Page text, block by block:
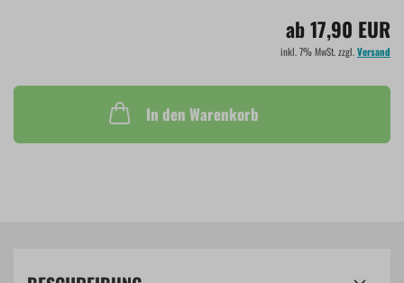
ab 17,90 EUR
inkl. 7% MwSt. zzgl.Versand
In den Warenkorb